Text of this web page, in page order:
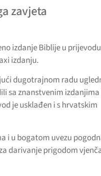
zavjeta
izdanje Biblije u
izdanju.
dugotrajnom radu
sa znanstvenim
je usklađen i s hrvatskim
i u bogatom uvezu
darivanje prigodom